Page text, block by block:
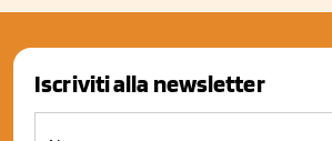
Iscriviti alla newsletter